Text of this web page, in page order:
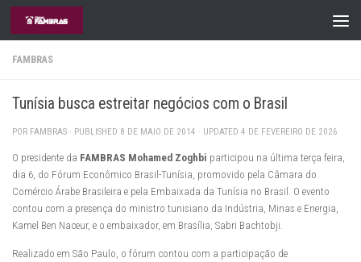
Skip to content
FAMBRAS
Tunísia busca estreitar negócios com o Brasil
POR FAMBRAS · PUBLISHED 8 DE MAIO DE 2014 · UPDATED 4 DE FEVEREIRO DE 2026
O presidente da FAMBRAS Mohamed Zoghbi participou na última terça feira,
dia 6, do Fórum Econômico Brasil-Tunísia, promovido pela Câmara do
Comércio Árabe Brasileira e pela Embaixada da Tunísia no Brasil. O evento
contou com a presença do ministro tunisiano da Indústria, Minas e Energia,
Kamel Ben Naceur, e o embaixador, em Brasília, Sabri Bachtobji.
Realizado em São Paulo, o fórum contou com a participação de